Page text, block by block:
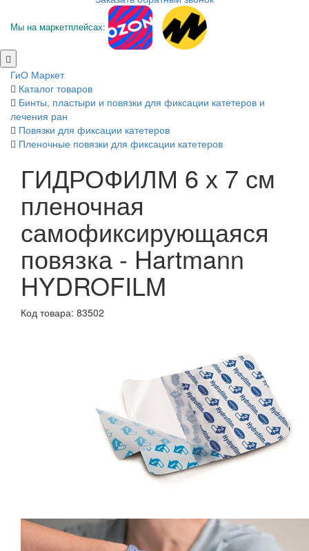
Мы на маркетплейсах:
ГиО Маркет
Каталог товаров
Бинты, пластыри и повязки для фиксации катетеров и
лечения ран
Повязки для фиксации катетеров
Пленочные повязки для фиксации катетеров
ГИДРОФИЛМ 6 х 7 см
пленочная
самофиксирующаяся
повязка - Hartmann
HYDROFILM
Код товара: 83502